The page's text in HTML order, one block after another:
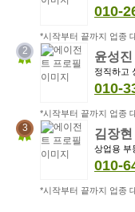
010-
*시작부터 끝까지 업종
2 윤성진
정직하고
010-
*시작부터 끝까지 업종
3 김장현
상업용 부
010-
*시작부터 끝까지 업종